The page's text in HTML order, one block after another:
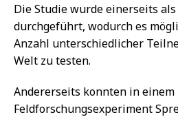
Die Studie wurde einerseits
durchgeführt, wodurch es
Anzahl unterschiedlicher
Welt zu testen.
Andererseits konnten in einem
Feldforschungsexperiment